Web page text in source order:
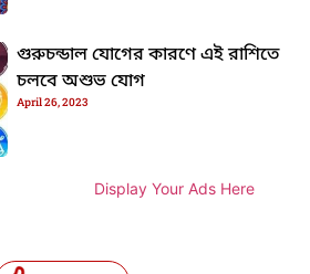
গুরুচন্ডাল যোগের কারণে এই রাশিতে
চলবে অশুভ যোগ
April 26, 2023
Display Your Ads Here